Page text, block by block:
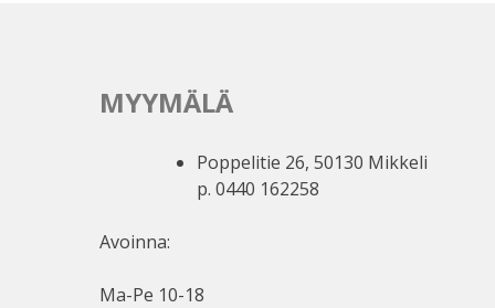
MYYMÄLÄ
Poppelitie 26, 50130 Mikkeli
p. 0440 162258
Avoinna:
Ma-Pe 10-18